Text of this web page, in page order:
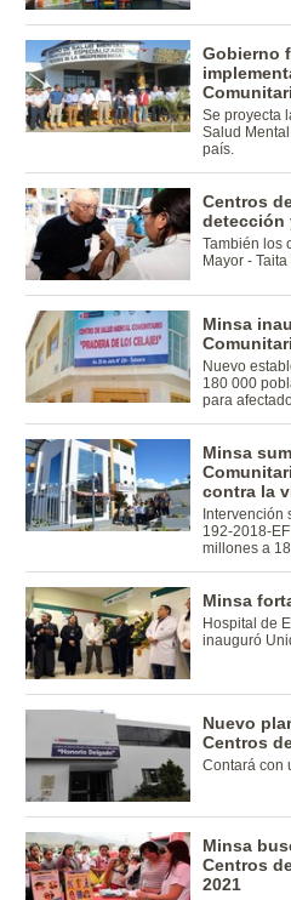
Gobierno
Se proyecta
Salud
país.
Centros
detección
También los
Mayor - Taita
Minsa
Nuevo
180 000
para
Minsa
contra la
Intervención
192-2018-
millones a
Minsa
Hospital de
inauguró
Nuevo
Centros
Contará con
Minsa
Centros
2021